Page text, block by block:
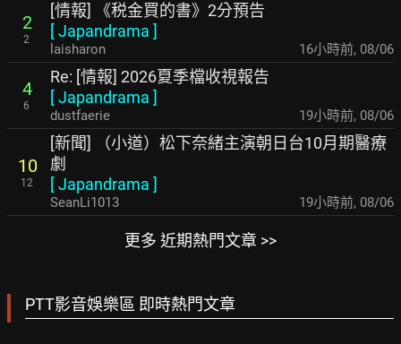
2
2
[情報] 《税金買的書》2分預告
[Japandrama ]
laisharon 16小時前, 08/06
4
6
Re: [情報] 2026夏季檔收視報告
[Japandrama ]
dustfaerie 19小時前, 08/06
10
12
[新聞] （小道）松下奈緒主演朝日台10月期醫療
劇
[Japandrama ]
SeanLi1013 19小時前, 08/06
更多 近期熱門文章 >>
PTT影音娛樂區 即時熱門文章